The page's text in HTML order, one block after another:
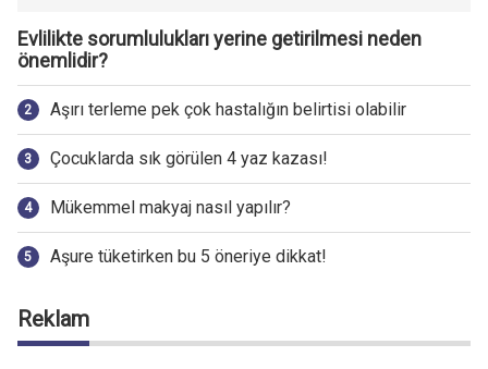
Evlilikte sorumlulukları yerine getirilmesi neden
önemlidir?
Aşırı terleme pek çok hastalığın belirtisi olabilir
Çocuklarda sık görülen 4 yaz kazası!
Mükemmel makyaj nasıl yapılır?
Aşure tüketirken bu 5 öneriye dikkat!
Reklam